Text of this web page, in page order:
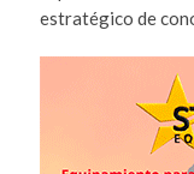
estratégico de